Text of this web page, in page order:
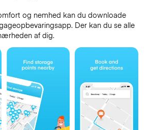
og nemhed kan du downloade
Der kan du se alle
af dig.